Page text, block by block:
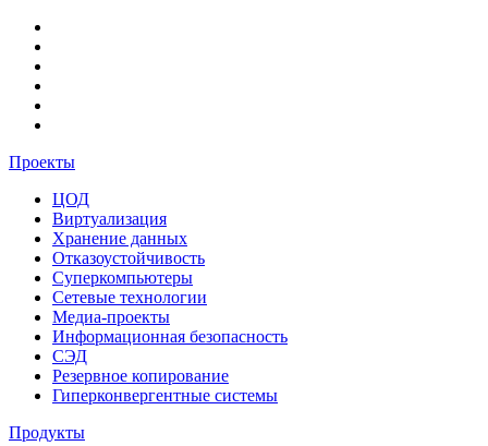
Проекты
ЦОД
Виртуализация
Хранение данных
Отказоустойчивость
Суперкомпьютеры
Сетевые технологии
Медиа-проекты
Информационная безопасность
СЭД
Резервное копирование
Гиперконвергентные системы
Продукты